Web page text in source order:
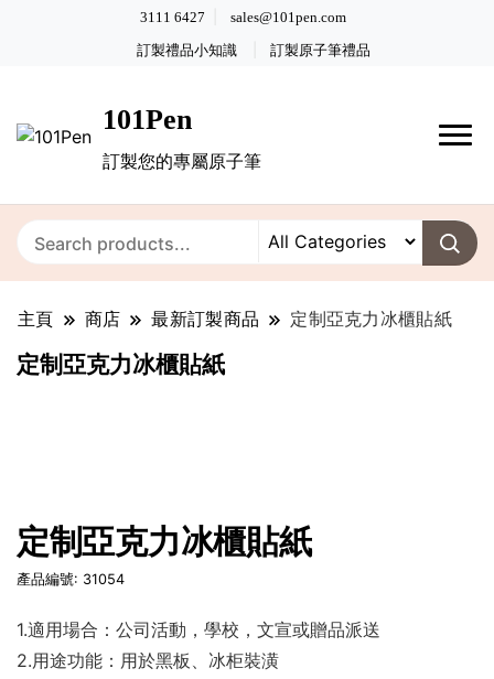
3111 6427 sales@101pen.com
訂製禮品小知識 訂製原子筆禮品
101Pen
訂製您的專屬原子筆
主頁 商店 最新訂製商品 定制亞克力冰櫃貼紙
定制亞克力冰櫃貼紙
定制亞克力冰櫃貼紙
產品編號: 31054
1.適用場合：公司活動，學校，文宣或贈品派送
2.用途功能：用於黑板、冰柜裝潢